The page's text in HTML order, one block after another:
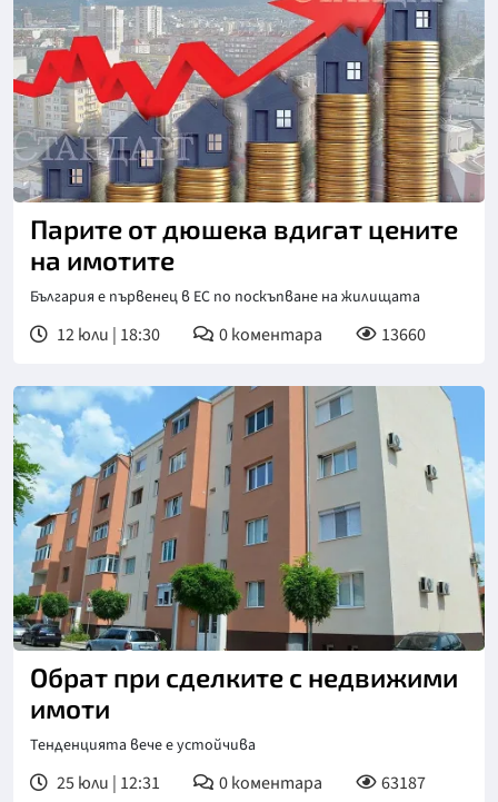
Парите от дюшека вдигат цените
на имотите
България е първенец в ЕС по поскъпване на жилищата
12 юли | 18:30 0коментара 13660
Обрат при сделките с недвижими
имоти
Тенденцията вече е устойчива
25 юли | 12:31 0коментара 63187